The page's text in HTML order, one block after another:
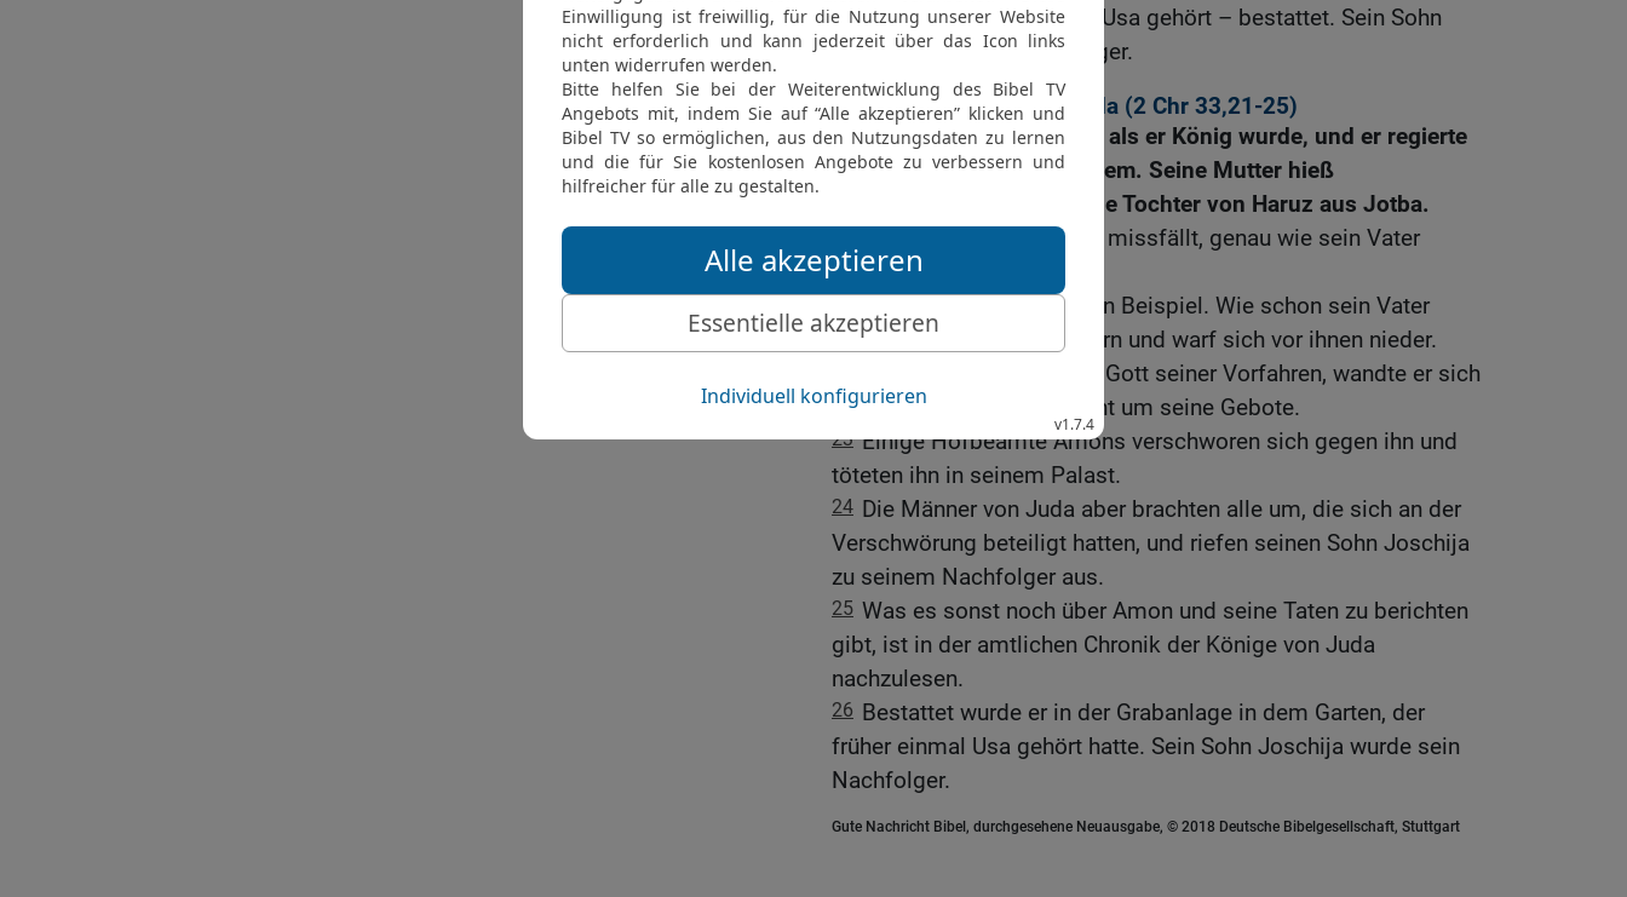
Garten hatte früher einmal Usa gehört – bestattet. Sein Sohn
Amon wurde sein Nachfolger.
Über König Amon von Juda (2 Chr 33,21-25)
19 Amon war 22 Jahre alt, als er König wurde, und er regierte
zwei Jahre lang in Jerusalem. Seine Mutter hieß
Meschullemet und war eine Tochter von Haruz aus Jotba.
Er tat, was dem HERRN missfällt, genau wie sein Vater
Manasse.
In allem folgte er dessen Beispiel. Wie schon sein Vater
opferte er den Götzenbildern und warf sich vor ihnen nieder.
Vom HERRN aber, dem Gott seiner Vorfahren, wandte er sich
ab und kümmerte sich nicht um seine Gebote.
23 Einige Hofbeamte Amons verschworen sich gegen ihn und
töteten ihn in seinem Palast.
24 Die Männer von Juda aber brachten alle um, die sich an der
Verschwörung beteiligt hatten, und riefen seinen Sohn Joschija
zu seinem Nachfolger aus.
25 Was es sonst noch über Amon und seine Taten zu berichten
gibt, ist in der amtlichen Chronik der Könige von Juda
nachzulesen.
26 Bestattet wurde er in der Grabanlage in dem Garten, der
früher einmal Usa gehört hatte. Sein Sohn Joschija wurde sein
Nachfolger.
Gute Nachricht Bibel, durchgesehene Neuausgabe, © 2018 Deutsche Bibelgesellschaft, Stuttgart